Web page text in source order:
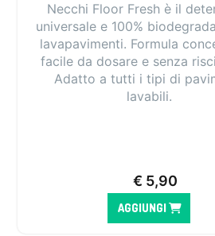
Necchi Floor Fresh è il
universale e 100%
lavapavimenti. Formula
facile da dosare e senza
Adatto a tutti i tipi di
lavabili.
€ 5,90
AGGIUNGI